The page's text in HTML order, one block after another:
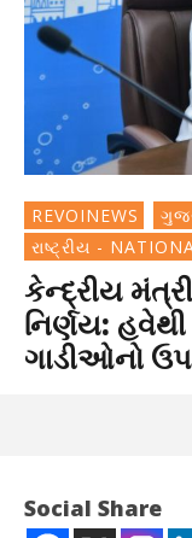
REVOINEWS
રાષ્ટ્રીય -
કેન્દ્રીય
નિર્ણય:
ગાડીઓનો
Social Share